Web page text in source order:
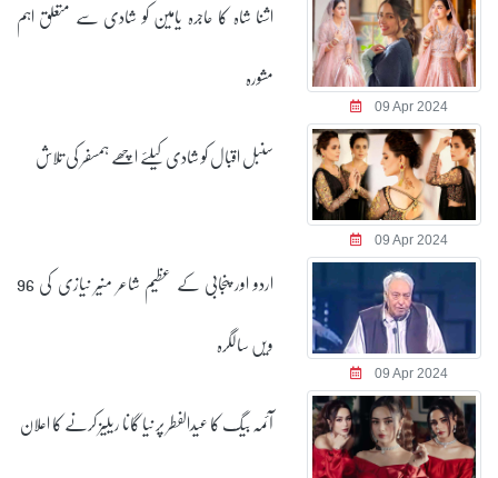
09 Apr 2024
اشنا شاہ کا حاجرہ یامین کو شادی سے متعلق اہم
مشورہ
09 Apr 2024
سنبل اقبال کو شادی کیلئے اچھے ہمسفر کی تلاش
09 Apr 2024
اردو اور پنجابی کے عظیم شاعر منیر نیازی کی 96
ویں سالگرہ
آئمہ بیگ کا عیدالفطر پر نیا گانا ریلیز کرنے کا اعلان